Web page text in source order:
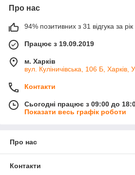
Про нас
94% позитивних з 31 відгука за рік
Працює з 19.09.2019
м. Харків
вул. Куліничівська, 106 Б, Харків,
Контакти
Сьогодні працює з 09:00 до
Показати весь графік роботи
Про нас
Контакти